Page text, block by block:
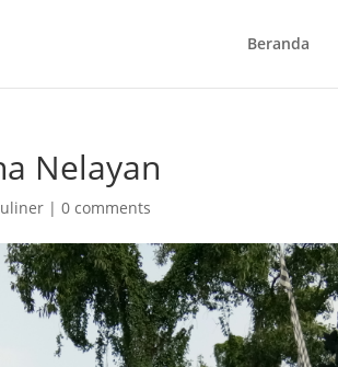
Beranda
Nelayan
|0 comments